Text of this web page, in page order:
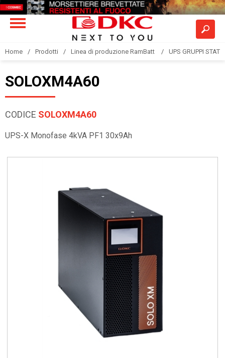
Home Prodotti Linea di produzione RamBatt UPS GRUPPI
SOLOXM4A60
CODICE SOLOXM4A60
UPS-X Monofase 4kVA PF1 30x9Ah